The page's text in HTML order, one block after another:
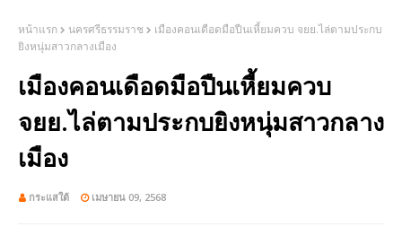
หน้าแรก นครศรีธรรมราช
เมืองคอนเดือดมือปืนเหี้ยมควบ จยย.ไล่ตามประกบ
ยิงหนุ่มสาวกลางเมือง
เมืองคอนเดือดมือปืนเหี้ยมควบ
จยย.ไล่ตามประกบยิงหนุ่มสาวกลาง
เมือง
กระแสใต้ เมษายน 09, 2568